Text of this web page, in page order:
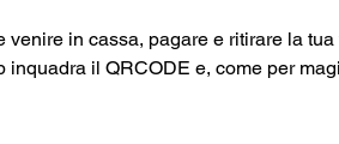
in cassa, pagare e ritirare la
inquadra il QRCODE e, come per